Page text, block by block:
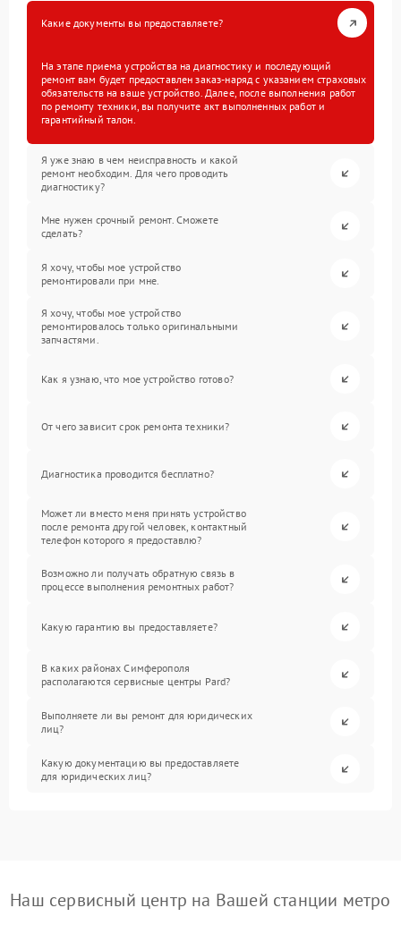
Какие документы вы предоставляете?
На этапе приема устройства на диагностику и последующий
ремонт вам будет предоставлен заказ-наряд с указанием страховых
обязательств на ваше устройство. Далее, после выполнения работ
по ремонту техники, вы получите акт выполненных работ и
гарантийный талон.
Я уже знаю в чем неисправность и какой
ремонт необходим. Для чего проводить
диагностику?
Мне нужен срочный ремонт. Сможете
сделать?
Я хочу, чтобы мое устройство
ремонтировали при мне.
Я хочу, чтобы мое устройство
ремонтировалось только оригинальными
запчастями.
Как я узнаю, что мое устройство готово?
От чего зависит срок ремонта техники?
Диагностика проводится бесплатно?
Может ли вместо меня принять устройство
после ремонта другой человек, контактный
телефон которого я предоставлю?
Возможно ли получать обратную связь в
процессе выполнения ремонтных работ?
Какую гарантию вы предоставляете?
В каких районах Симферополя
располагаются сервисные центры Pard?
Выполняете ли вы ремонт для юридических
лиц?
Какую документацию вы предоставляете
для юридических лиц?
Наш сервисный центр на Вашей станции метро